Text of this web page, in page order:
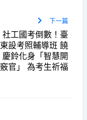
下一篇
社工國考倒數！臺
東設考照輔導班 饒
慶鈴化身「智慧開
竅官」 為考生祈福